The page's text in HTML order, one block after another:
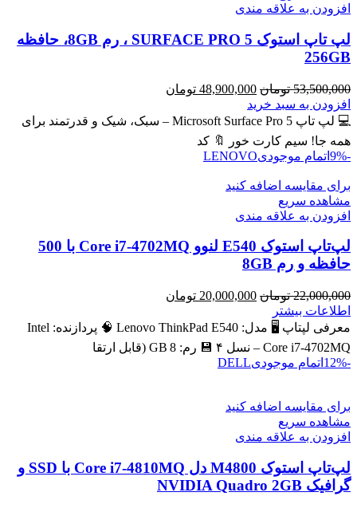
افزودن به علاقه مندی
لپ تاپ استوک SURFACE PRO 5 ، رم 8GB، حافظه
256GB
53,500,000 تومان قیمت
اصلی
53,500,000 تومان
48,900,000 تومان
48,900,000 تومان
افزودن به سبد خرید
💻 لپ تاپ Microsoft Surface Pro 5 – سبک، شیک و قدرتمند برای
همه جا! سیم کارت خور 🔖 کد
-9%
اتمام موجودیLENOVO
برای مقایسه اضافه کنید
مشاهده سریع
افزودن به علاقه مندی
لپ‌تاپ استوک E540 لنوو Core i7-4702MQ با 500
حافظه و رم 8GB
22,000,000 تومان قیمت
22,000,000 تومان
20,000,000 تومان
20,000,000 تومان
است.
اطلاعات بیشتر
معرفی لپتاپ 🖥️ مدل: Lenovo ThinkPad E540 🧠 پردازنده: Intel
Core i7‑4702MQ – نسل ۴ 💾 رم: 8 GB (قابل ارتقا
-12%
اتمام موجودیDELL
برای مقایسه اضافه کنید
مشاهده سریع
افزودن به علاقه مندی
لپ‌تاپ استوک M4800 دل Core i7-4810MQ با SSD و
گرافیک NVIDIA Quadro 2GB